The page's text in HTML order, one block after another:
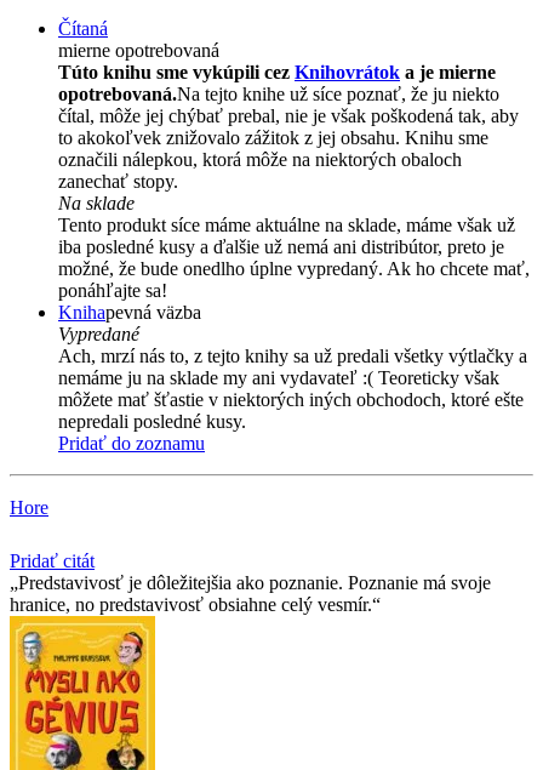
Čítaná
mierne opotrebovaná
Túto knihu sme vykúpili cez Knihovrátok a je mierne
opotrebovaná.Na tejto knihe už síce poznať, že ju niekto
čítal, môže jej chýbať prebal, nie je však poškodená tak, aby
to akokoľvek znižovalo zážitok z jej obsahu. Knihu sme
označili nálepkou, ktorá môže na niektorých obaloch
zanechať stopy.
Na sklade
Tento produkt síce máme aktuálne na sklade, máme však už
iba posledné kusy a ďalšie už nemá ani distribútor, preto je
možné, že bude onedlho úplne vypredaný. Ak ho chcete mať,
ponáhľajte sa!
Knihapevná väzba
Vypredané
Ach, mrzí nás to, z tejto knihy sa už predali všetky výtlačky a
nemáme ju na sklade my ani vydavateľ :( Teoreticky však
môžete mať šťastie v niektorých iných obchodoch, ktoré ešte
nepredali posledné kusy.
Pridať do zoznamu
Hore
Pridať citát
Predstavivosť je dôležitejšia ako poznanie. Poznanie má svoje
hranice, no predstavivosť obsiahne celý vesmír.